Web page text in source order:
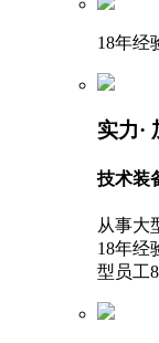
18年经
实力·
技术装
从事大
18年经
型员工